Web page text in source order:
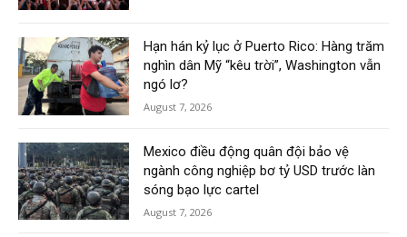
Hạn hán kỷ lục ở Puerto Rico: Hàng trăm
nghìn dân Mỹ “kêu trời”, Washington vẫn
ngó lơ?
August 7, 2026
Mexico điều động quân đội bảo vệ
ngành công nghiệp bơ tỷ USD trước làn
sóng bạo lực cartel
August 7, 2026